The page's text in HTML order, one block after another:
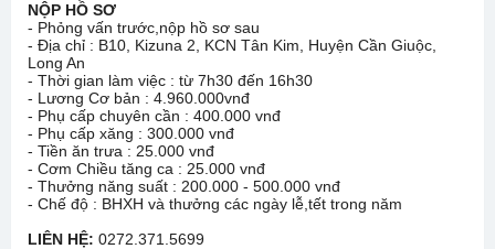
NỘP HỒ SƠ
- Phỏng vấn trước,nộp hồ sơ sau
- Địa chỉ : B10, Kizuna 2, KCN Tân Kim, Huyện Cần Giuộc,
Long An
- Thời gian làm việc : từ 7h30 đến 16h30
- Lương Cơ bản : 4.960.000vnđ
- Phụ cấp chuyên cần : 400.000 vnđ
- Phụ cấp xăng : 300.000 vnđ
- Tiền ăn trưa : 25.000 vnđ
- Cơm Chiều tăng ca : 25.000 vnđ
- Thưởng năng suất : 200.000 - 500.000 vnđ
- Chế độ : BHXH và thưởng các ngày lễ,tết trong năm
LIÊN HỆ: 0272.371.5699